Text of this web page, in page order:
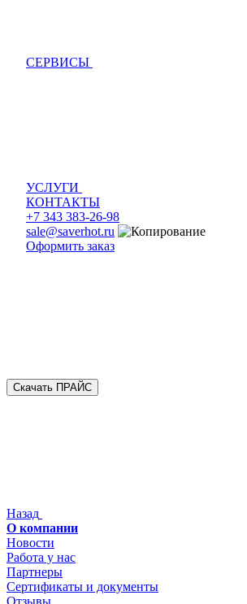
СЕРВИСЫ
УСЛУГИ
КОНТАКТЫ
+7 343 383-26-98
sale@saverhot.ru
Оформить заказ
Скачать ПРАЙС
Назад
О компании
Новости
Работа у нас
Партнеры
Сертификаты и документы
Отзывы